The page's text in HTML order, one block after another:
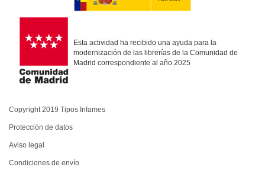
Esta actividad ha recibido una ayuda para la
modernización de las librerías de la Comunidad de
Madrid correspondiente al año 2025
Copyright 2019 Tipos Infames
Protección de datos
Aviso legal
Condiciones de envío